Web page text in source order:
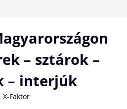
– sztárok –
– interjúk
X-Faktor